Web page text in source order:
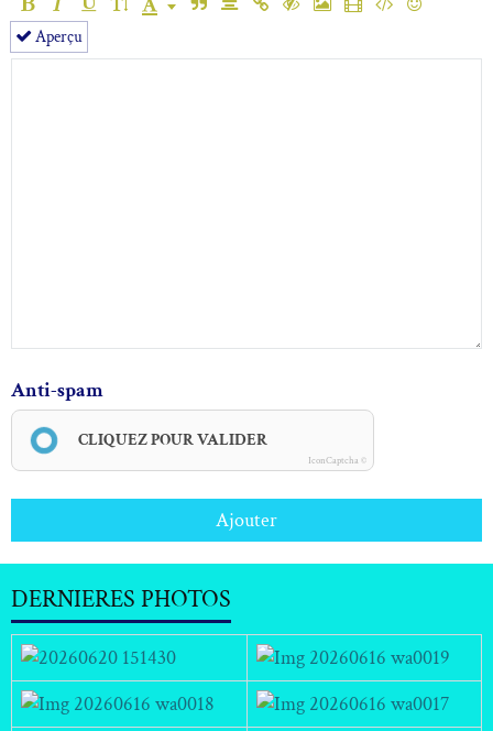
Aperçu
Anti-spam
CLIQUEZ POUR VALIDER
IconCaptcha ©
Ajouter
DERNIERES PHOTOS